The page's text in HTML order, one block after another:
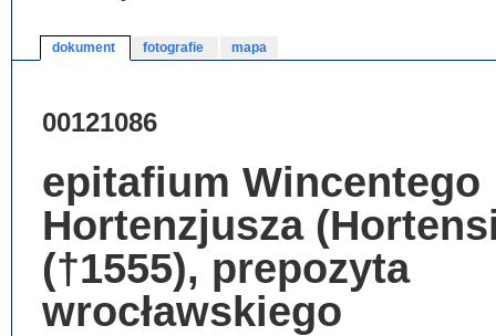
dokument fotografie mapa
00121086
epitafium Wincentego
Hortenzjusza
(†1555), prepozyta
wrocławskiego